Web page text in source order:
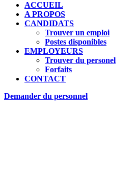
ACCUEIL
A PROPOS
CANDIDATS
Trouver un emploi
Postes disponibles
EMPLOYEURS
Trouver du personel
Forfaits
CONTACT
Demander du personnel